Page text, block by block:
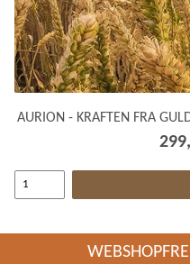
AURION - KRAFTEN FRA